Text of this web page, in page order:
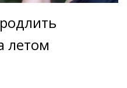
летом